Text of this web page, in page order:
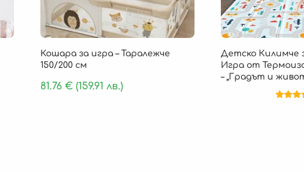
Кошара за игра – Таралежче
150/200 см
81.76€ (159.91 лв.)
Детско Килимче
Игра от
– „Градът и